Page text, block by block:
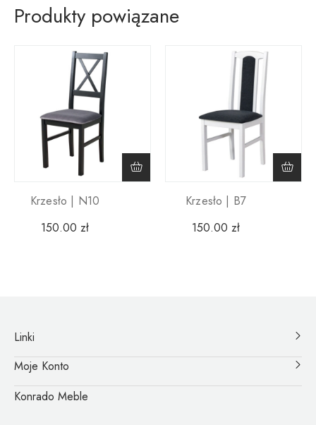
Produkty powiązane
Krzesło | N10
150.00 zł
Krzesło | B7
150.00 zł
Linki
Moje Konto
Konrado Meble